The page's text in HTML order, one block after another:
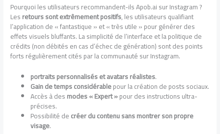
Pourquoi les utilisateurs recommandent-ils Apob.ai sur Instagram ?
Lesretours sont extrêmement positifs, les utilisateurs qualifiant
l’application de « fantastique » et « très utile » pour générer des
effets visuels bluffants. La simplicité de l’interface et la politique de
crédits (non débités en cas d’échec de génération) sont des points
forts régulièrement cités par la communauté sur Instagram.
portraits personnalisés et avatars réalistes.
Gain de temps considérablepour la création de posts sociaux.
Accès à desmodes « Expert »pour des instructions ultra-
précises.
Possibilité decréer du contenu sans montrer son propre
visage.